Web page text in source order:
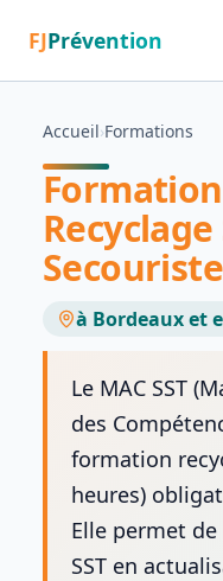
FJPrévention
Accueil›Formations
Formation
à Bordeaux et
Le MAC SST
des
formation
heures)
Elle permet
SST en